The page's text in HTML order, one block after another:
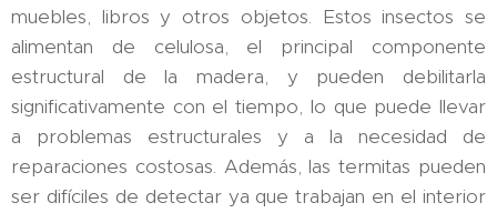
muebles, libros y otros objetos. Estos insectos se
alimentan de celulosa, el principal componente
estructural de la madera, y pueden debilitarla
significativamente con el tiempo, lo que puede llevar
a problemas estructurales y a la necesidad de
reparaciones costosas. Además, las termitas pueden
ser difíciles de detectar ya que trabajan en el interior